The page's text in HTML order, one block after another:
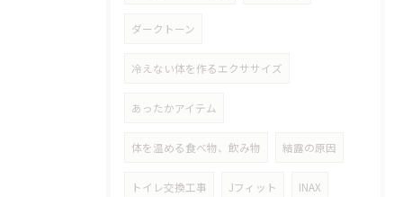
ダークトーン
冷えない体を作るエクササイズ
あったかアイテム
体を温める食べ物、飲み物 結露の原因
トイレ交換工事 Jフィット INAX